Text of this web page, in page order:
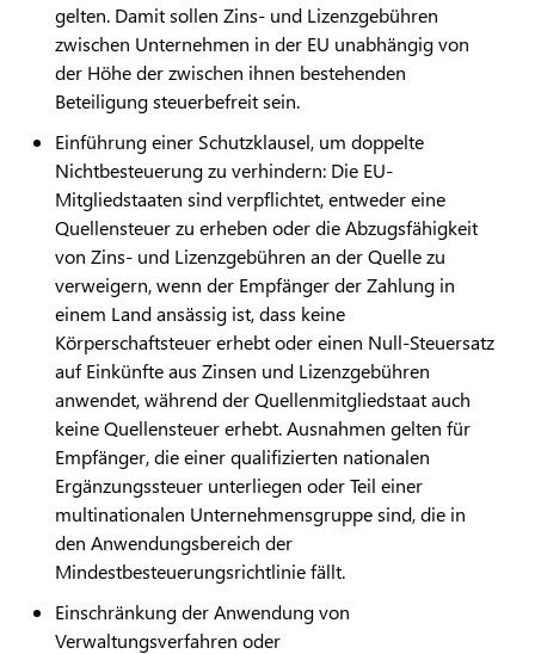
gelten. Damit sollen Zins- und Lizenzgebühren
zwischen Unternehmen in der EU unabhängig von
der Höhe der zwischen ihnen bestehenden
Beteiligung steuerbefreit sein.
Einführung einer Schutzklausel, um doppelte
Nichtbesteuerung zu verhindern: Die EU-
Mitgliedstaaten sind verpflichtet, entweder eine
Quellensteuer zu erheben oder die Abzugsfähigkeit
von Zins- und Lizenzgebühren an der Quelle zu
verweigern, wenn der Empfänger der Zahlung in
einem Land ansässig ist, dass keine
Körperschaftsteuer erhebt oder einen Null-Steuersatz
auf Einkünfte aus Zinsen und Lizenzgebühren
anwendet, während der Quellenmitgliedstaat auch
keine Quellensteuer erhebt. Ausnahmen gelten für
Empfänger, die einer qualifizierten nationalen
Ergänzungssteuer unterliegen oder Teil einer
multinationalen Unternehmensgruppe sind, die in
den Anwendungsbereich der
Mindestbesteuerungsrichtlinie fällt.
Einschränkung der Anwendung von
Verwaltungsverfahren oder